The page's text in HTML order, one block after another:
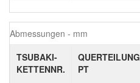
Abmessungen - mm
TSUBAKI-
KETTENNR.
QUERTEILUNG
PT